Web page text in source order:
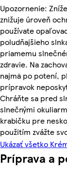
Upozornenie:
znižuje úroveň
používate
poludňajšieho
priamemu
zdravie. Na
najmä po potení,
prípravok
Chráňte sa pred
slnečnými
krabičku pre
použitím zvážte
Ukázať všetko
Príprava a